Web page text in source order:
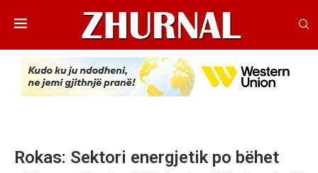
Rokas: Sektori energjetik po bëhet